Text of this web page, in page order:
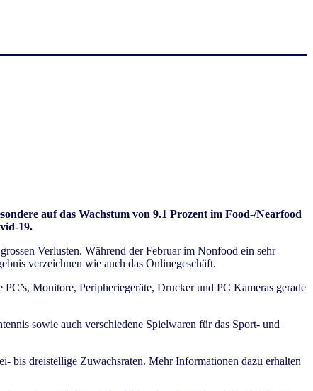
auf das Wachstum von 9.1 Prozent im Food-/Nearfood
19.
Verlusten. Während der Februar im Nonfood ein sehr
verzeichnen wie auch das Onlinegeschäft.
Monitore, Peripheriegeräte, Drucker und PC Kameras gerade
sowie auch verschiedene Spielwaren für das Sport- und
bis dreistellige Zuwachsraten. Mehr Informationen dazu erhalten